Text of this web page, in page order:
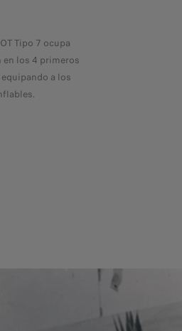
Tipo 7 ocupa
en los 4 primeros
a los